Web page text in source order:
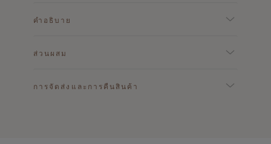
คำอธิบาย
ส่วนผสม
การจัดส่งและการคืนสินค้า